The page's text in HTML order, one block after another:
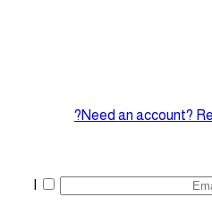
Need an account?